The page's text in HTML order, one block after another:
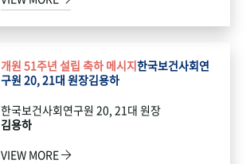
개원 51주년 설립 축하 메시지한국보건사회연
구원 20, 21대 원장김용하
한국보건사회연구원 20, 21대 원장
김용하
VIEW MORE